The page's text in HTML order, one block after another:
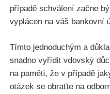
případě schválení začne
vyplácen na váš bankovní
Tímto jednoduchým a
snadno vyřídit vdovský
na paměti, že v případě
otázek se obraťte na